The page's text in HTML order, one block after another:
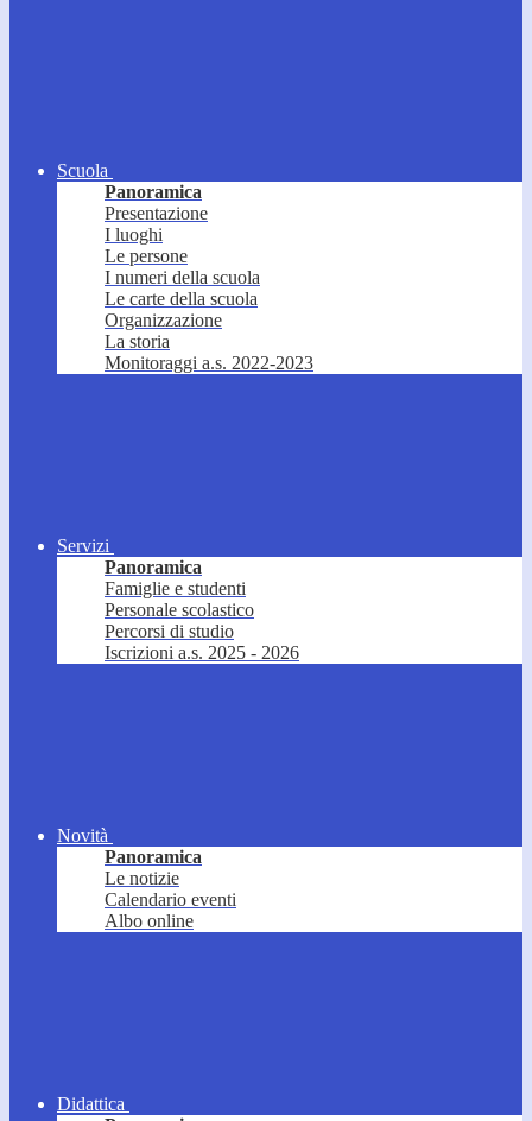
Scuola
Panoramica
Presentazione
I luoghi
Le persone
I numeri della scuola
Le carte della scuola
Organizzazione
La storia
Monitoraggi a.s. 2022-2023
Servizi
Panoramica
Famiglie e studenti
Personale scolastico
Percorsi di studio
Iscrizioni a.s. 2025 - 2026
Novità
Panoramica
Le notizie
Calendario eventi
Albo online
Didattica